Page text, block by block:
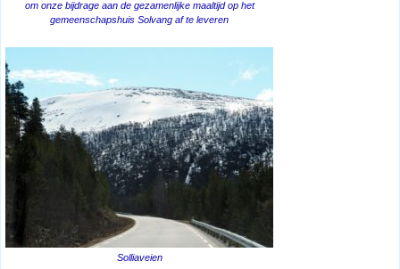
om onze bijdrage aan de gezamenlijke maaltijd op het
gemeenschapshuis Solvang af te leveren
Solliaveien